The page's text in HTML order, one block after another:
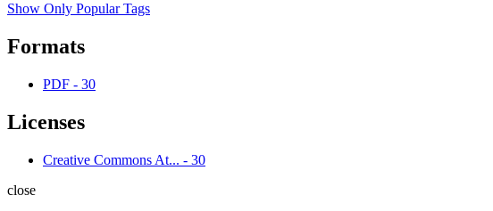
Show Only Popular Tags
Formats
PDF - 30
Licenses
Creative Commons At... - 30
close